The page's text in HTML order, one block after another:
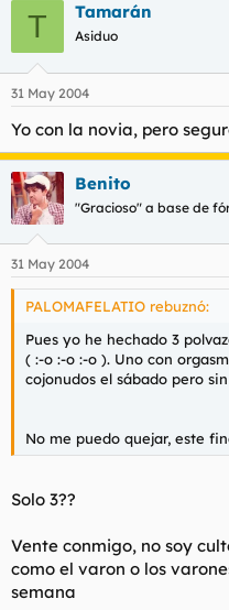
T Tamarán
Asiduo
31 May 2004
Yo con la novia, pero
Benito
"Gracioso" a base de
31 May 2004
PALOMAFELATIO rebuznó:
Pues yo he hechado 3
( :-o :-o :-o ). Uno con
cojonudos el sábado pero
No me puedo quejar, este
Solo 3??
Vente conmigo, no soy
como el varon o los
semana